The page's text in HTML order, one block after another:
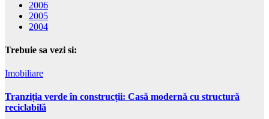
2006
2005
2004
Trebuie sa vezi si:
Imobiliare
Tranziția verde în construcții: Casă modernă cu structură
reciclabilă